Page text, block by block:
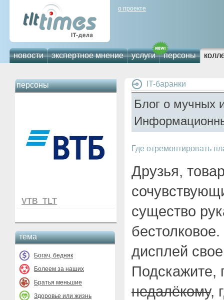
о проекте
новости экспертное мнение услуги персоны
персоны
VTB_TLT
тема
Богач, бедняк
Болеем за наших
Братья меньшие
Здоровье или жизнь
IT-баранки
Блог о мучных
Где отремонтировать
Друзья,
существо
дисплей
Подскажите,
недалёкому,